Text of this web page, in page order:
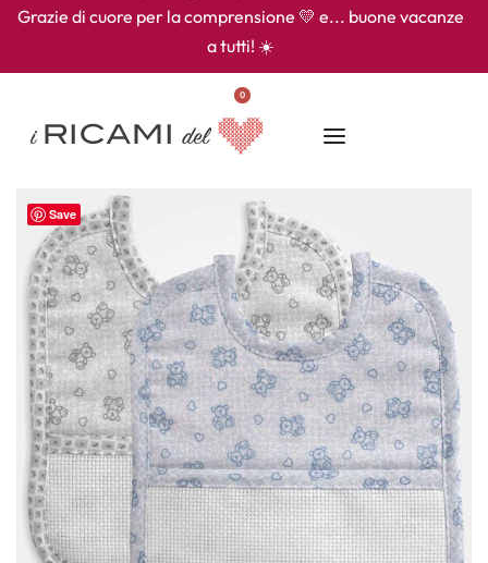
Grazie di cuore per la comprensione 💛 e... buone vacanze
a tutti! ☀️
0
Save